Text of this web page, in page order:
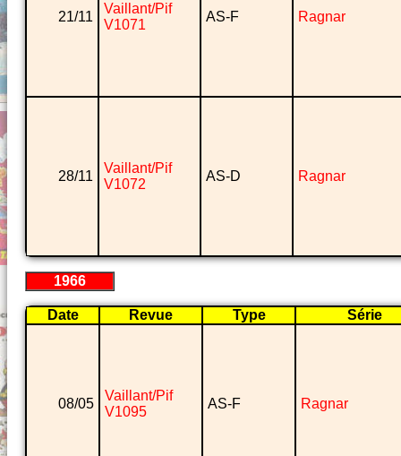
21/11
Vaillant/Pif
V1071
AS-F Ragnar
28/11
Vaillant/Pif
V1072
AS-D Ragnar
1966
Date Revue Type Série
08/05
Vaillant/Pif
V1095
AS-F Ragnar